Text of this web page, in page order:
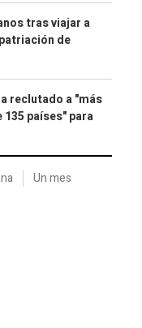
tras viajar a
de
reclutado a "más
países" para
Un mes